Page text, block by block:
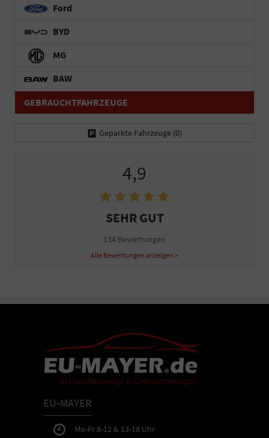
Ford
BYD
MG
BAW
GEBRAUCHTFAHRZEUGE
Geparkte Fahrzeuge (0)
4,9
SEHR GUT
134 Bewertungen
Alle Bewertungen anzeigen >
EU-MAYER
Mo-Fr 8-12 & 13-18 Uhr